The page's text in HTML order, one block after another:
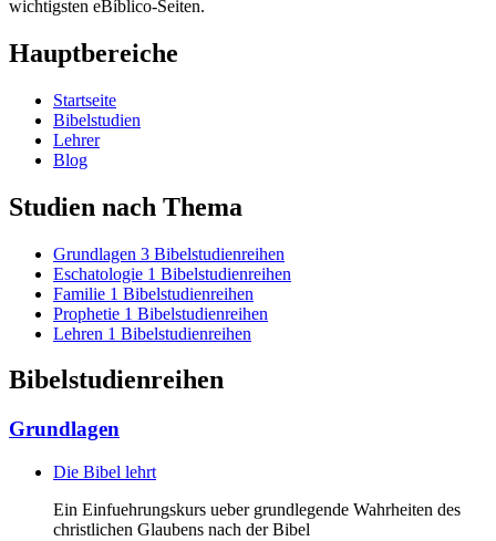
wichtigsten eBíblico-Seiten.
Hauptbereiche
Startseite
Bibelstudien
Lehrer
Blog
Studien nach Thema
Grundlagen 3 Bibelstudienreihen
Eschatologie 1 Bibelstudienreihen
Familie 1 Bibelstudienreihen
Prophetie 1 Bibelstudienreihen
Lehren 1 Bibelstudienreihen
Bibelstudienreihen
Grundlagen
Die Bibel lehrt
Ein Einfuehrungskurs ueber grundlegende Wahrheiten des
christlichen Glaubens nach der Bibel